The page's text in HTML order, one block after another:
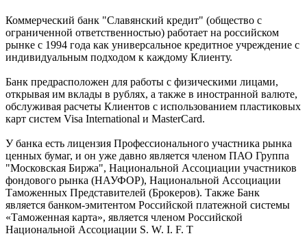
Коммерческий банк "Славянский кредит" (общество с
ограниченной ответственностью) работает на российском
рынке с 1994 года как универсальное кредитное учреждение с
индивидуальным подходом к каждому Клиенту.
Банк предрасположен для работы с физическими лицами,
открывая им вклады в рублях, а также в иностранной валюте,
обслуживая расчеты Клиентов с использованием пластиковых
карт систем Visa International и MasterCard.
У банка есть лицензия Профессионального участника рынка
ценных бумаг, и он уже давно является членом ПАО Группа
"Московская Биржа", Национальной Ассоциации участников
фондового рынка (НАУФОР), Национальной Ассоциации
Таможенных Представителей (Брокеров). Также Банк
является банком-эмитентом Российской платежной системы
«Таможенная карта», является членом Российской
Национальной Ассоциации S. W. I. F. T